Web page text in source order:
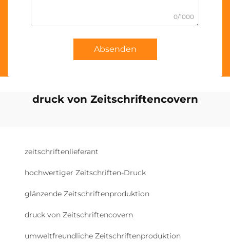
0/1000
Absenden
druck von Zeitschriftencovern
zeitschriftenlieferant
hochwertiger Zeitschriften-Druck
glänzende Zeitschriftenproduktion
druck von Zeitschriftencovern
umweltfreundliche Zeitschriftenproduktion